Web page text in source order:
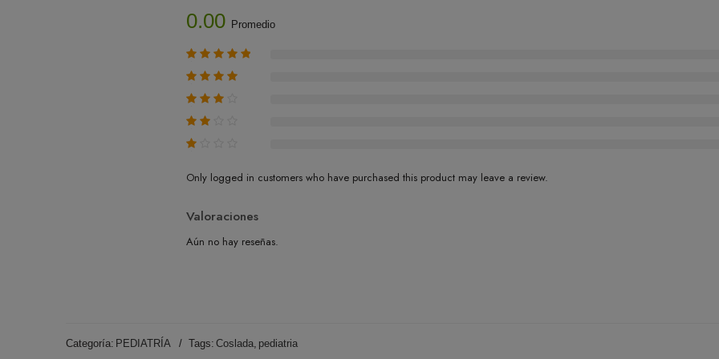
0.00 Promedio
Only logged in customers who have purchased this product may leave a review.
Valoraciones
Aún no hay reseñas.
Categoría: PEDIATRÍA Tags: Coslada pediatria